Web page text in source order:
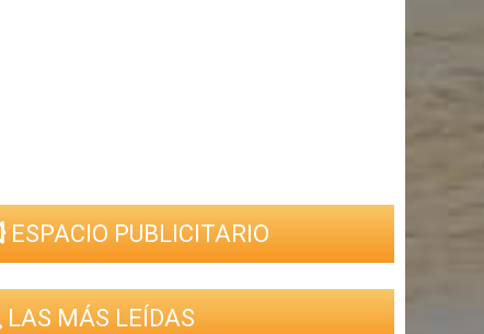
ESPACIO PUBLICITARIO
LAS MÁS LEÍDAS